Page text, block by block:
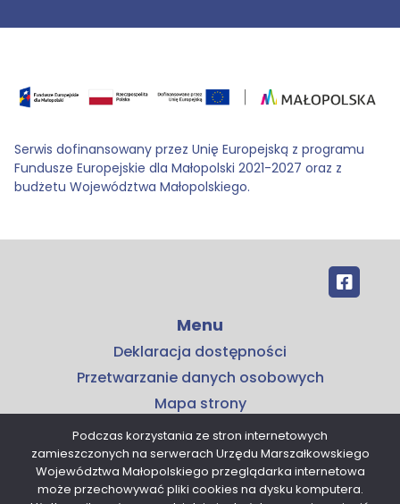
Serwis dofinansowany przez Unię Europejską z programu
Fundusze Europejskie dla Małopolski 2021-2027 oraz z
budżetu Województwa Małopolskiego.
Menu
Deklaracja dostępności
Przetwarzanie danych osobowych
Mapa strony
Kontakt
Kontakt
Małopolskie Centrum Przedsiębiorczości
Podczas korzystania ze stron internetowych
zamieszczonych na serwerach Urzędu Marszałkowskiego
Województwa Małopolskiego przeglądarka internetowa
może przechowywać pliki cookies na dysku komputera.